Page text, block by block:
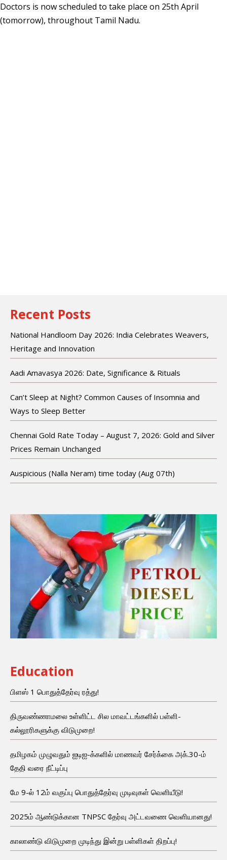
Doctors is now scheduled to take place on 25th April
(tomorrow), throughout Tamil Nadu.
Recent Posts
National Handloom Day 2026: India Celebrates Weavers,
Heritage and Innovation
Aadi Amavasya 2026: Date, Significance & Rituals
Can’t Sleep at Night? Common Causes of Insomnia and
Ways to Sleep Better
Chennai Gold Rate Today – August 7, 2026: Gold and Silver
Prices Remain Unchanged
Auspicious (Nalla Neram) time today (Aug 07th)
Education
பிளஸ் 1 பொதுத்தேர்வு ரத்து!
திருவண்ணாமலை உள்ளிட்ட சில மாவட்டங்களில் பள்ளி-
கல்லூரிகளுக்கு விடுமுறை!
தமிழகம் முழுவதும் ஐடிஐ-க்களில் மாணவர் சேர்க்கை அக்.30-ம்
தேதி வரை நீட்டிப்பு
மே 9-ல் 12ம் வகுப்பு பொதுத்தேர்வு முடிவுகள் வெளியீடு!
2025ம் ஆண்டுக்கான TNPSC தேர்வு அட்டவணை வெளியானது!
காலாண்டு விடுமுறை முடிந்து இன்று பள்ளிகள் திறப்பு!